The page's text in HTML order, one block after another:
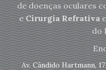
de doenças oculares
eCirurgia Refrativa
do
Av. Cândido Hartmann,